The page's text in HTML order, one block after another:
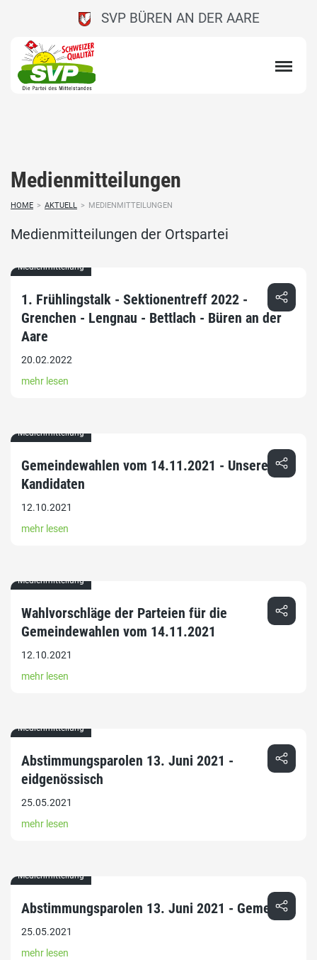
SVP BÜREN AN DER AARE
Medienmitteilungen
HOME > AKTUELL > MEDIENMITTEILUNGEN
Medienmitteilungen der Ortspartei
Medienmitteilung
1. Frühlingstalk - Sektionentreff 2022 -
Grenchen - Lengnau - Bettlach - Büren an der
Aare
20.02.2022
mehr lesen
Medienmitteilung
Gemeindewahlen vom 14.11.2021 - Unsere
Kandidaten
12.10.2021
mehr lesen
Medienmitteilung
Wahlvorschläge der Parteien für die
Gemeindewahlen vom 14.11.2021
12.10.2021
mehr lesen
Medienmitteilung
Abstimmungsparolen 13. Juni 2021 -
eidgenössisch
25.05.2021
mehr lesen
Medienmitteilung
Abstimmungsparolen 13. Juni 2021 - Gemeinde
25.05.2021
mehr lesen